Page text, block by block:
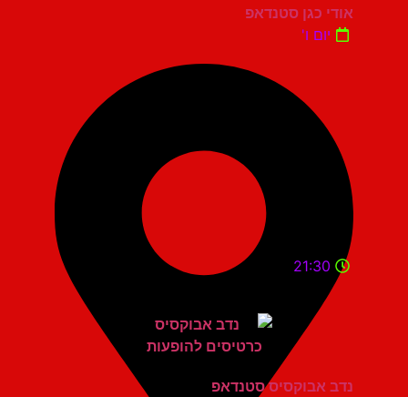
אודי כגן סטנדאפ
יום ו'
21:30
נדב אבוקסיס סטנדאפ